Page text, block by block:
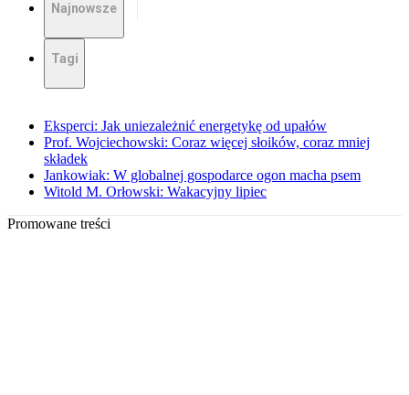
Najnowsze
Tagi
Eksperci: Jak uniezależnić energetykę od upałów
Prof. Wojciechowski: Coraz więcej słoików, coraz mniej
składek
Jankowiak: W globalnej gospodarce ogon macha psem
Witold M. Orłowski: Wakacyjny lipiec
Promowane treści